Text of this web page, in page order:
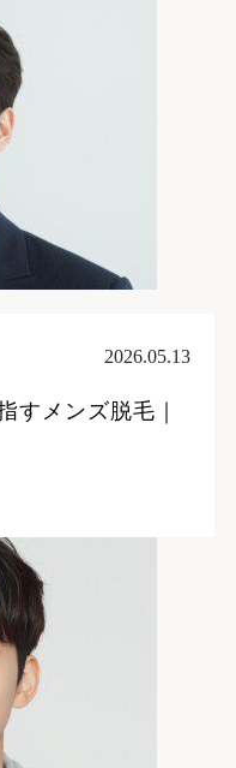
2026.05.13
すメンズ脱毛｜